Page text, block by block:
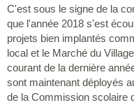
C'est sous le signe de la
que l'année 2018 s'est
projets bien implantés
local et le Marché du
courant de la dernière
sont maintenant déployés
de la Commission scolaire